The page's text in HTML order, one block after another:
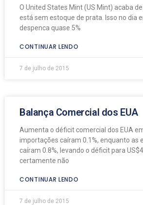
O United States Mint (US Mint) acaba
está sem estoque de prata. Isso no dia
despenca quase 5%
CONTINUAR LENDO
7 de julho de 2015
Balança Comercial dos EUA
Aumenta o déficit comercial dos EUA
importações caíram 0.1%, enquanto as
caíram 0.8%, levando o déficit para
certamente não
CONTINUAR LENDO
7 de julho de 2015